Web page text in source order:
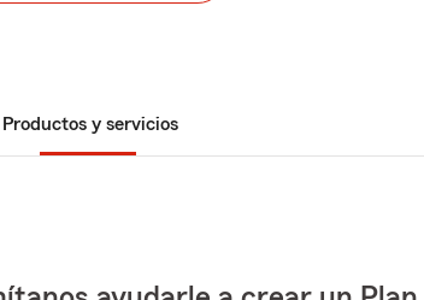
Productos y servicios